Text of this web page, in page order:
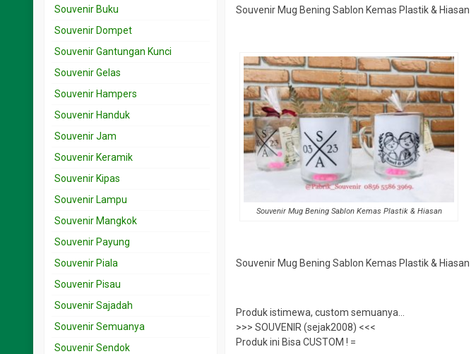
Souvenir Mug Bening Sablon Kemas Plastik & Hiasan
Souvenir Mug Bening Sablon Kemas Plastik & Hiasan
Souvenir Mug Bening Sablon Kemas Plastik & Hiasan
Produk istimewa, custom semuanya…
>>> SOUVENIR (sejak2008) <<<
Produk ini Bisa CUSTOM ! =
Souvenir Buku
Souvenir Dompet
Souvenir Gantungan Kunci
Souvenir Gelas
Souvenir Hampers
Souvenir Handuk
Souvenir Jam
Souvenir Keramik
Souvenir Kipas
Souvenir Lampu
Souvenir Mangkok
Souvenir Payung
Souvenir Piala
Souvenir Pisau
Souvenir Sajadah
Souvenir Semuanya
Souvenir Sendok